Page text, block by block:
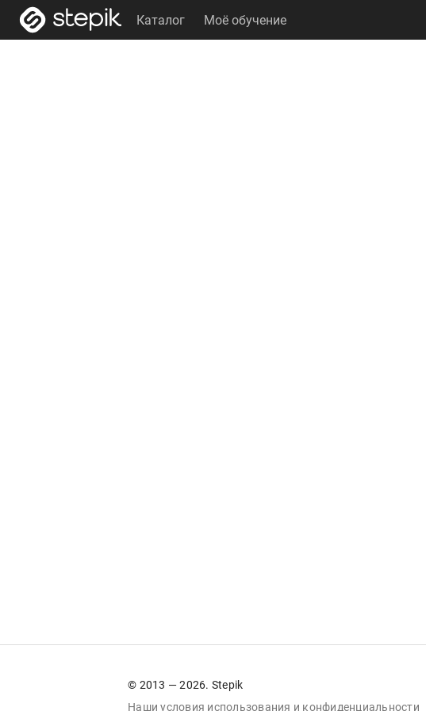
Каталог Моё обучение
© 2013 — 2026. Stepik
Наши условия использования и конфиденциальности